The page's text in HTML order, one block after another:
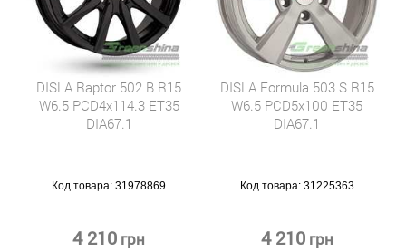
DISLA Raptor 502 B R15
W6.5 PCD4x114.3 ET35
DIA67.1
Код товара:31978869
4 210 грн
DISLA Formula 503 S R15
W6.5 PCD5x100 ET35
DIA67.1
Код товара: 31225363
4 210 грн